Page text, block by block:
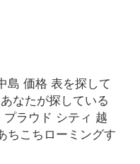
島 価格 表を探して
なたが探している
ラウド シティ 越
ちこちローミングす